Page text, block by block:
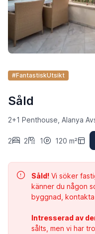
#FantastiskUtsikt
Såld
2+1 Penthouse, Alanya
2 2 1 120 m²
Såld! Vi söker
känner du någon
byggnad,
Intresserad av
sålts, men vi har